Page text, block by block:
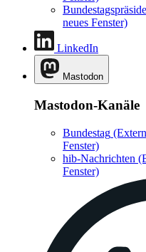
neues Fenster)
LinkedIn
Mastodon
Mastodon-Kanäle
Bundestag
Fenster)
hib-Nachrichten
Fenster)